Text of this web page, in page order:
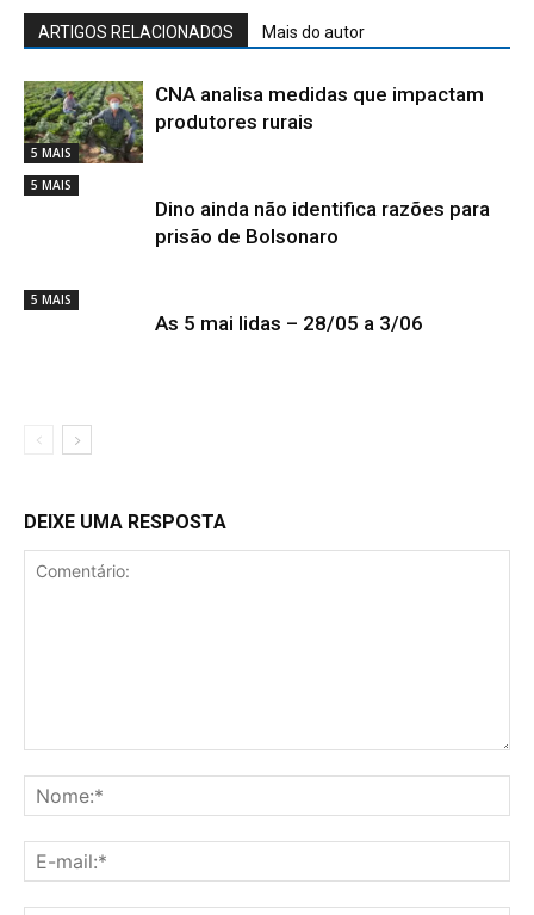
ARTIGOS RELACIONADOS Mais do autor
5 MAIS
CNA analisa medidas que impactam
produtores rurais
5 MAIS
Dino ainda não identifica razões para
prisão de Bolsonaro
5 MAIS
As 5 mai lidas – 28/05 a 3/06
DEIXE UMA RESPOSTA